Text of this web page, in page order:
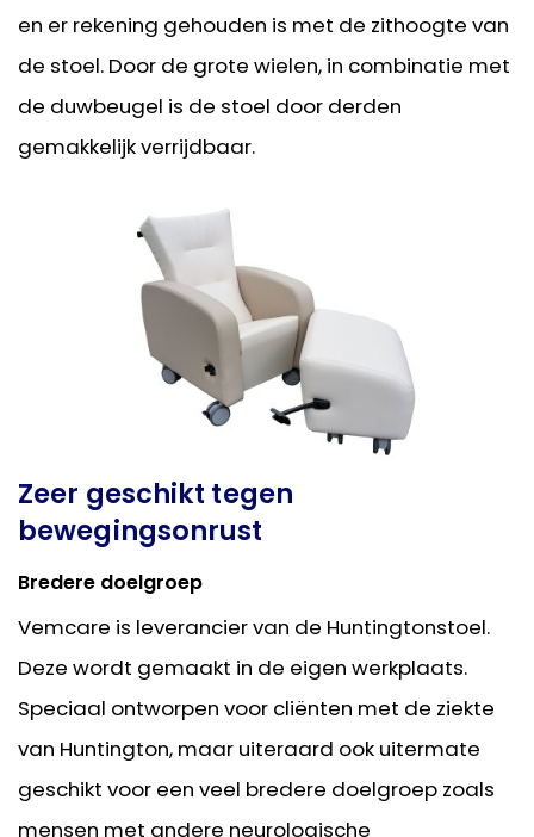
en er rekening gehouden is met de zithoogte van
de stoel. Door de grote wielen, in combinatie met
de duwbeugel is de stoel door derden
gemakkelijk verrijdbaar.
Zeer geschikt tegen
bewegingsonrust
Bredere doelgroep
Vemcare is leverancier van de Huntingtonstoel.
Deze wordt gemaakt in de eigen werkplaats.
Speciaal ontworpen voor cliënten met de ziekte
van Huntington, maar uiteraard ook uitermate
geschikt voor een veel bredere doelgroep zoals
mensen met andere neurologische